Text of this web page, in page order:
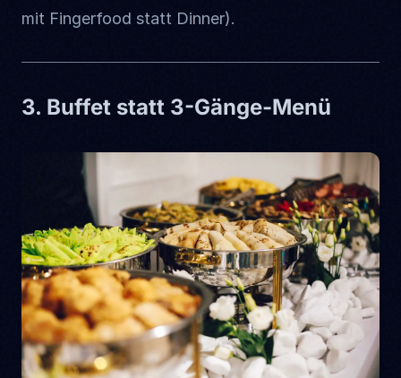
mit Fingerfood statt Dinner).
3. Buffet statt 3-Gänge-Menü